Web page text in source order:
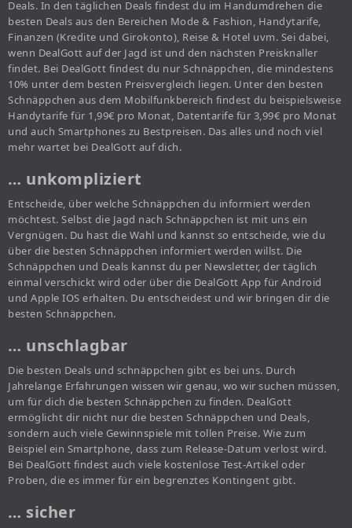
Deals. In den täglichen Deals findest du im Handumdrehen die
besten Deals aus den Bereichen Mode & Fashion, Handytarife,
Finanzen (Kredite und Girokonto), Reise & Hotel uvm. Sei dabei,
wenn DealGott auf der Jagd ist und den nächsten Preisknaller
findet. Bei DealGott findest du nur Schnäppchen, die mindestens
10% unter dem besten Preisvergleich liegen. Unter den besten
Schnäppchen aus dem Mobilfunkbereich findest du beispielsweise
Handytarife für 1,99€ pro Monat, Datentarife für 3,99€ pro Monat
und auch Smartphones zu Bestpreisen. Das alles und noch viel
mehr wartet bei DealGott auf dich.
… unkompliziert
Entscheide, über welche Schnäppchen du informiert werden
möchtest. Selbst die Jagd nach Schnäppchen ist mit uns ein
Vergnügen. Du hast die Wahl und kannst so entscheide, wie du
über die besten Schnäppchen informiert werden willst. Die
Schnäppchen und Deals kannst du per Newsletter, der täglich
einmal verschickt wird oder über die DealGott App für Android
und Apple IOS erhalten. Du entscheidest und wir bringen dir die
besten Schnäppchen.
… unschlagbar
Die besten Deals und schnäppchen gibt es bei uns. Durch
Jahrelange Erfahrungen wissen wir genau, wo wir suchen müssen,
um für dich die besten Schnäppchen zu finden. DealGott
ermöglicht dir nicht nur die besten Schnäppchen und Deals,
sondern auch viele Gewinnspiele mit tollen Preise. Wie zum
Beispiel ein Smartphone, dass zum Release-Datum verlost wird.
Bei DealGott findest auch viele kostenlose Test-Artikel oder
Proben, die es immer für ein begrenztes Kontingent gibt.
… sicher